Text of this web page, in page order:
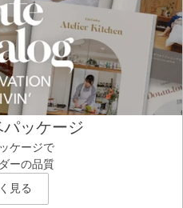
ッケージ
ケージで
ーの品質
見る